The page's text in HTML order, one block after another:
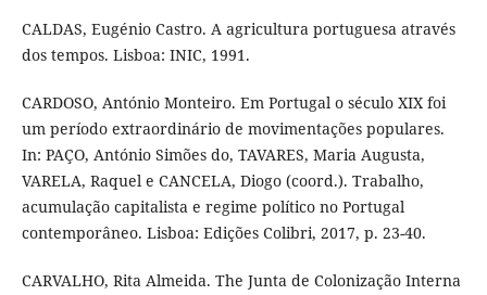
CALDAS, Eugénio Castro. A agricultura portuguesa através
dos tempos. Lisboa: INIC, 1991.
CARDOSO, António Monteiro. Em Portugal o século XIX foi
um período extraordinário de movimentações populares.
In: PAÇO, António Simões do, TAVARES, Maria Augusta,
VARELA, Raquel e CANCELA, Diogo (coord.). Trabalho,
acumulação capitalista e regime político no Portugal
contemporâneo. Lisboa: Edições Colibri, 2017, p. 23-40.
CARVALHO, Rita Almeida. The Junta de Colonização Interna